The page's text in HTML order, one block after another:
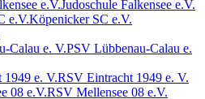
Judoschule Falkensee e.V.
Köpenicker SC e.V.
PSV Lübbenau-Calau e.
RSV Eintracht 1949 e. V.
RSV Mellensee 08 e.V.